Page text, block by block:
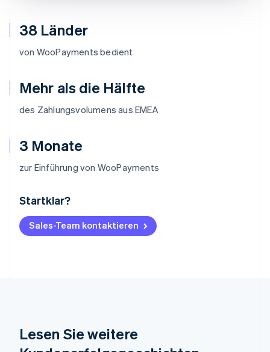
38 Länder
von WooPayments bedient
Mehr als die Hälfte
des Zahlungsvolumens aus EMEA
3 Monate
zur Einführung von WooPayments
Startklar?
Sales-Team kontaktieren
Lesen Sie weitere
Australien
Belgien
NederlandsFrançaisDeutschEnglish
DeutschEnglish